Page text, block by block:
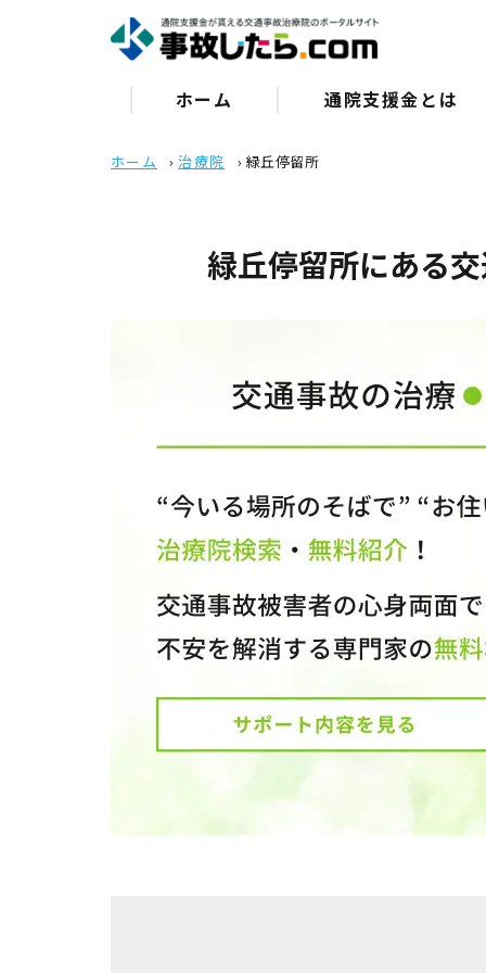
ホーム 通院⽀援⾦とは
ホーム ›治療院 › 緑丘停留所
緑丘停留所にある